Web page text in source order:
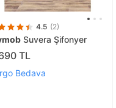
4.5 (2)
Suvera Şifonyer
TL
Bedava